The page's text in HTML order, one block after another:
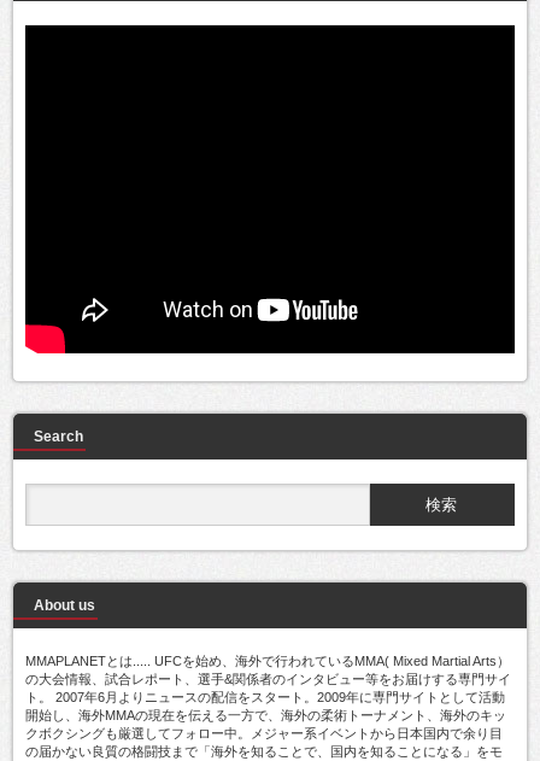
Search
About us
MMAPLANETとは..... UFCを始め、海外で行われているMMA( Mixed Martial Arts）
の大会情報、試合レポート、選手&関係者のインタビュー等をお届けする専門サイ
ト。 2007年6月よりニュースの配信をスタート。2009年に専門サイトとして活動
開始し、海外MMAの現在を伝える一方で、海外の柔術トーナメント、海外のキッ
クボクシングも厳選してフォロー中。メジャー系イベントから日本国内で余り目
の届かない良質の格闘技まで「海外を知ることで、国内を知ることになる」をモ